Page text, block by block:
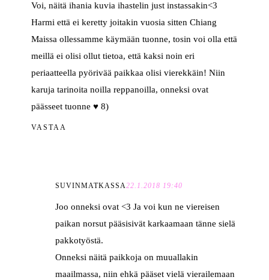
Voi, näitä ihania kuvia ihastelin just instassakin<3
Harmi että ei keretty joitakin vuosia sitten Chiang
Maissa ollessamme käymään tuonne, tosin voi olla että
meillä ei olisi ollut tietoa, että kaksi noin eri
periaatteella pyörivää paikkaa olisi vierekkäin! Niin
karuja tarinoita noilla reppanoilla, onneksi ovat
päässeet tuonne ♥ 8)
VASTAA
SUVINMATKASSA22.1.2018 19:40
Joo onneksi ovat <3 Ja voi kun ne viereisen
paikan norsut pääsisivät karkaamaan tänne sielä
pakkotyöstä.
Onneksi näitä paikkoja on muuallakin
maailmassa, niin ehkä pääset vielä vierailemaan